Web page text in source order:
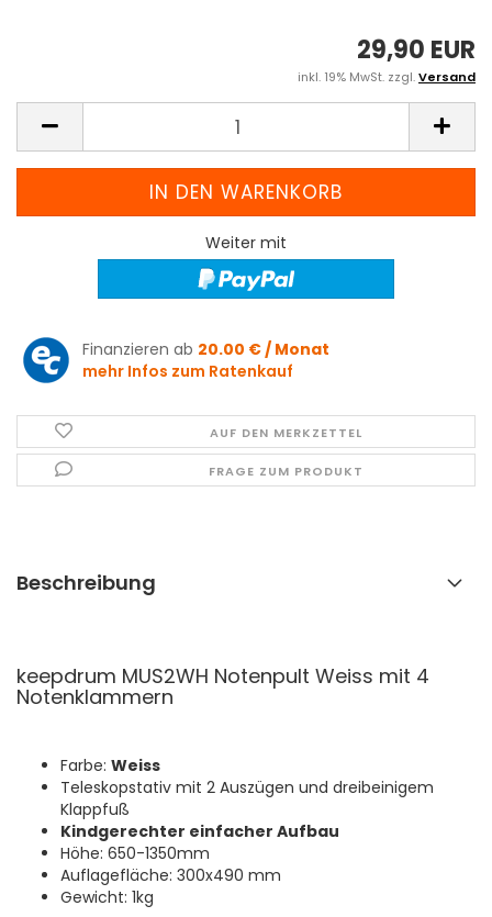
29,90 EUR
inkl. 19% MwSt. zzgl.Versand
Weiter mit
Finanzieren ab 20.00 € / Monat
mehr Infos zum Ratenkauf
AUF DEN MERKZETTEL
FRAGE ZUM PRODUKT
Beschreibung
keepdrum MUS2WH Notenpult Weiss mit 4
Notenklammern
Farbe: Weiss
Teleskopstativ mit 2 Auszügen und dreibeinigem
Klappfuß
Kindgerechter einfacher Aufbau
Höhe: 650-1350mm
Auflagefläche: 300x490 mm
Gewicht: 1kg